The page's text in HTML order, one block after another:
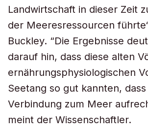
Landwirtschaft in dieser Zeit
der Meeresressourcen
Buckley. “Die Ergebnisse
darauf hin, dass diese alten
ernährungsphysiologischen
Seetang so gut kannten,
Verbindung zum Meer
meint der Wissenschaftler.